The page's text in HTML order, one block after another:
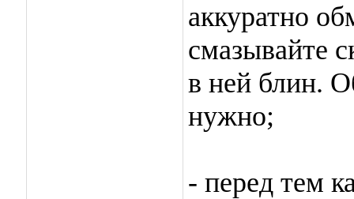
аккуратно
смазывайте
в ней блин.
нужно;
- перед тем